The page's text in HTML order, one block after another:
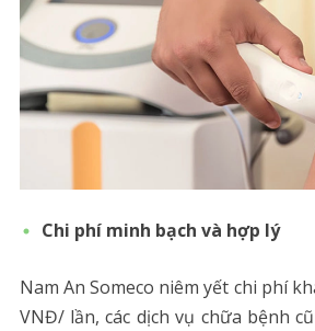
Chi phí minh bạch và hợp lý
Nam An Someco niêm yết chi phí
VNĐ/ lần, các dịch vụ chữa bệnh